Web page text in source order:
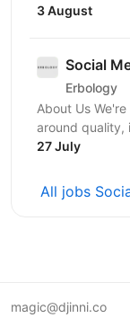
3 August
Social
Erbology
About Us We're a small family of consumer brands built
around quality,
differently.
27 July
All jobs
magic@djinni.co